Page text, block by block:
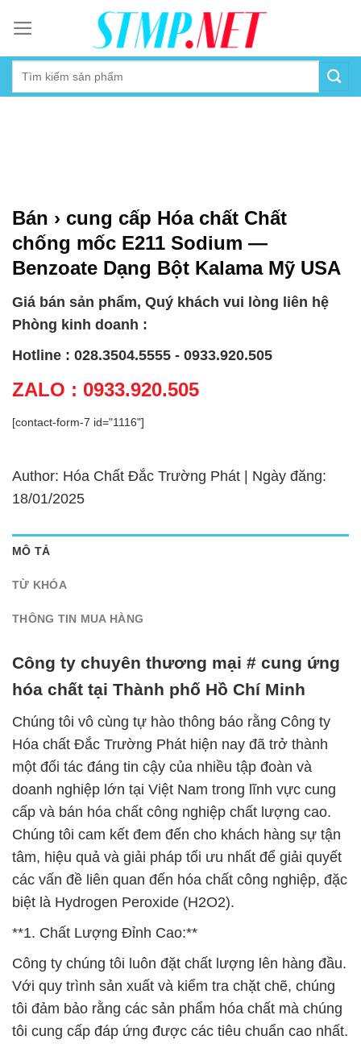
content
Bán › cung cấp Hóa chất Chất
chống mốc E211 Sodium —
Benzoate Dạng Bột Kalama Mỹ USA
Giá bán sản phẩm, Quý khách vui lòng liên hệ
Phòng kinh doanh :
Hotline : 028.3504.5555 - 0933.920.505
ZALO : 0933.920.505
[contact-form-7 id="1116"]
Author: Hóa Chất Đắc Trường Phát | Ngày đăng:
18/01/2025
MÔ TẢ
TỪ KHÓA
THÔNG TIN MUA HÀNG
Công ty chuyên thương mại # cung ứng
hóa chất tại Thành phố Hồ Chí Minh
Chúng tôi vô cùng tự hào thông báo rằng Công ty
Hóa chất Đắc Trường Phát hiện nay đã trở thành
một đối tác đáng tin cậy của nhiều tập đoàn và
doanh nghiệp lớn tại Việt Nam trong lĩnh vực cung
cấp và bán hóa chất công nghiệp chất lượng cao.
Chúng tôi cam kết đem đến cho khách hàng sự tận
tâm, hiệu quả và giải pháp tối ưu nhất để giải quyết
các vấn đề liên quan đến hóa chất công nghiệp, đặc
biệt là Hydrogen Peroxide (H2O2).
**1. Chất Lượng Đỉnh Cao:**
Công ty chúng tôi luôn đặt chất lượng lên hàng đầu.
Với quy trình sản xuất và kiểm tra chặt chẽ, chúng
tôi đảm bảo rằng các sản phẩm hóa chất mà chúng
tôi cung cấp đáp ứng được các tiêu chuẩn cao nhất.